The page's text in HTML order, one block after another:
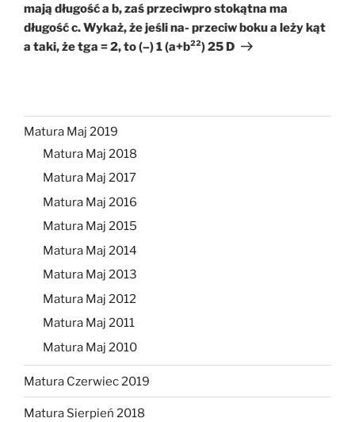
mają długość a b, zaś przeciwpro stokątna ma
długość c. Wykaż, że jeśli na- przeciw boku a leży kąt
a taki, że tga = 2, to (–) 1 (a+b²²) 25 D
Matura Maj 2019
Matura Maj 2018
Matura Maj 2017
Matura Maj 2016
Matura Maj 2015
Matura Maj 2014
Matura Maj 2013
Matura Maj 2012
Matura Maj 2011
Matura Maj 2010
Matura Czerwiec 2019
Matura Sierpień 2018